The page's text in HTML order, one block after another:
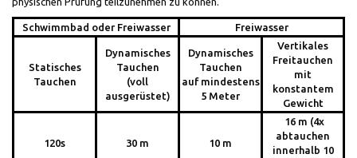
Schwimmbad oder Freiwasser Freiwasser
Statisches
Tauchen
Dynamisches
Tauchen
(voll
ausgerüstet)
Dynamisches
Tauchen
auf mindestens
5 Meter
Vertikales
Freitauchen
mit
konstantem
Gewicht
120s 30 m 10 m
16 m (4x
abtauchen
innerhalb 10